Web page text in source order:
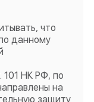
что
данному
101 НК РФ, по
на
защиту